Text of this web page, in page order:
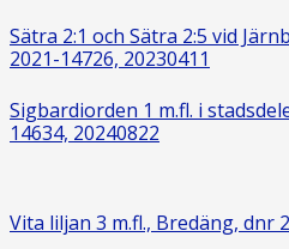
Sätra 2:1 och Sätra 2:5 vid
2021-14726, 20230411
Sigbardiorden 1 m.fl. i
14634, 20240822
Vita liljan 3 m.fl., Bredäng, dnr